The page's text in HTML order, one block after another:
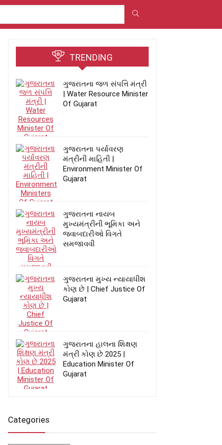
TRENDING
ગુજરાતના જળ સંપત્તિ મંત્રી
| Water Resource Minister
Of Gujarat
ગુજરાતના પર્યાવરણ
મંત્રીની માહિતી |
Environment Minister Of
Gujarat
ગુજરાતના નાયબ
મુખ્યમંત્રીની ભૂમિકા અને
જવાબદારીઓ વિગતે
સમજાવવી
ગુજરાતના મુખ્ય ન્યાયાધીશ
કોણ છે | Chief Justice Of
Gujarat
ગુજરાતના હાલના શિક્ષણ
મંત્રી કોણ છે 2025 |
Education Minister Of
Gujarat
Categories